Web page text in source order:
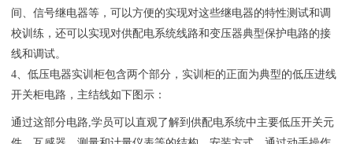
间、信号继电器等，可以方便的实现对这些继电器的特性测试和调
校训练，还可以实现对供配电系统线路和变压器典型保护电路的接
线和调试。
4、低压电器实训柜包含两个部分，实训柜的正面为典型的低压进线
开关柜电路，主结线如下图示：
通过这部分电路,学员可以直观了解到供配电系统中主要低压开关元